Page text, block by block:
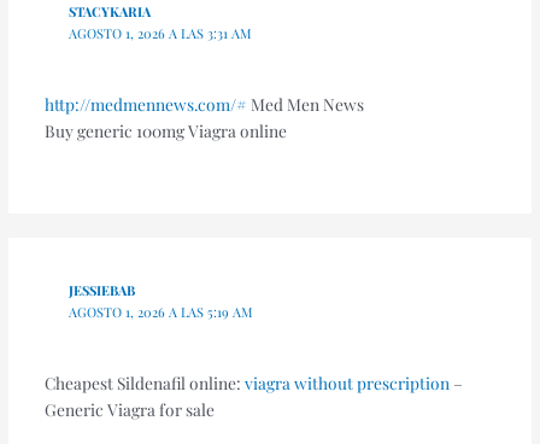
STACYKARIA
AGOSTO 1, 2026 A LAS 3:31 AM
http://medmennews.com/# Med Men News
Buy generic 100mg Viagra online
JESSIEBAB
AGOSTO 1, 2026 A LAS 5:19 AM
Cheapest Sildenafil online: viagra without prescription –
Generic Viagra for sale